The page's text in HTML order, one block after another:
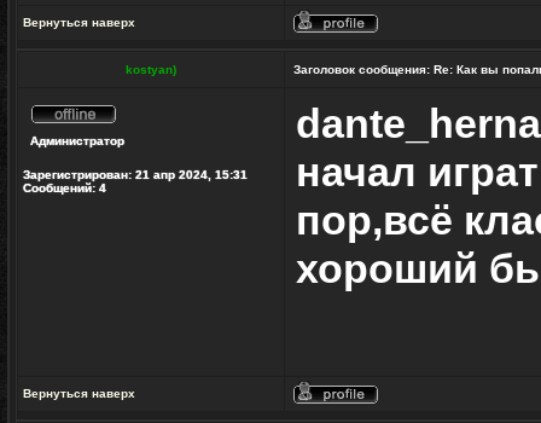
Вернуться наверх
kostyan) Заголовок сообщения: Re: Как вы
в
Администратор
Зарегистрирован: 21 апр 2024, 15:31
Сообщений: 4
начал
пор,всё
хороший
Вернуться наверх